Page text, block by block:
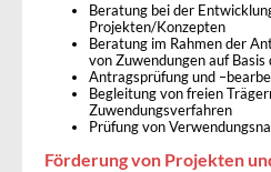
Beratung bei der
Projekten/Konzepten
Beratung im Rahmen der
von Zuwendungen auf
Antragsprüfung und
Begleitung von freien
Zuwendungsverfahren
Prüfung von
Förderung von Projekten